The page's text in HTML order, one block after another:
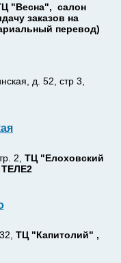
"Весна", салон
заказов на
перевод)
д. 52, стр 3,
2, ТЦ "Елоховский
ТЕЛЕ2
ТЦ "Капитолий" ,